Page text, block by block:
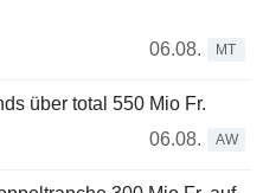
06.08.
MT
über total 550 Mio Fr.
06.08.
AW